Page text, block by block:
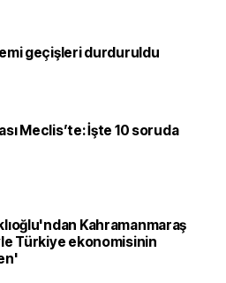
geçişleri durduruldu
Meclis’te: İşte 10 soruda
Kahramanmaraş
Türkiye ekonomisinin